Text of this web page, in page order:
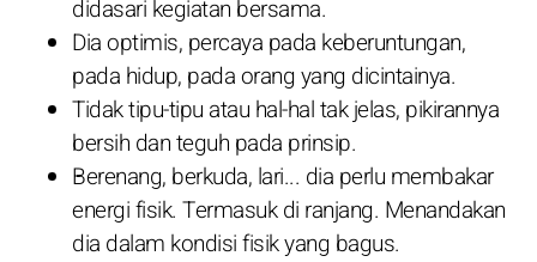
didasari kegiatan bersama.
Dia optimis, percaya pada keberuntungan,
pada hidup, pada orang yang dicintainya.
Tidak tipu-tipu atau hal-hal tak jelas, pikirannya
bersih dan teguh pada prinsip.
Berenang, berkuda, lari... dia perlu membakar
energi fisik. Termasuk di ranjang. Menandakan
dia dalam kondisi fisik yang bagus.